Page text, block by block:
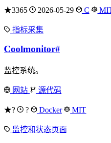
★3365 2026-05-29 C
指标采集
Coolmonitor#
监控系统。
网站 源代码
★? ? Docker MIT
监控和状态页面